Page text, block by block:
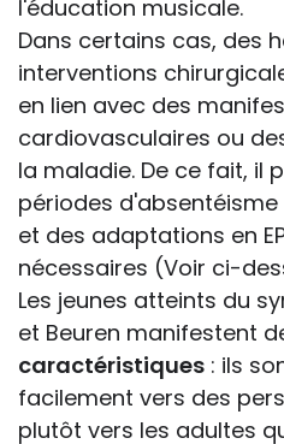
l'éducation musicale.
Dans certains cas, des
interventions
en lien avec des
cardiovasculaires ou
la maladie. De ce fait, il
périodes
et des adaptations en
nécessaires (Voir ci-
Les jeunes atteints du
et Beuren manifestent
caractéristiques : ils
facilement vers des
plutôt vers les adultes